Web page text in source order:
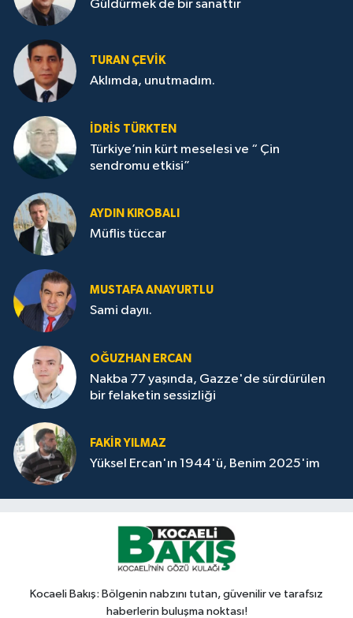
Güldürmek de bir sanattır
TURAN ÇEVİK
Aklımda, unutmadım.
İDRİS TÜRKTEN
Türkiye’nin kürt meselesi ve “ Çin
sendromu etkisi”
AYDIN KIROBALI
Müflis tüccar
MUSTAFA ANAYURTLU
Sami dayıı.
OĞUZHAN ERCAN
Nakba 77 yaşında, Gazze'de sürdürülen
bir felaketin sessizliği
FAKİR YILMAZ
Yüksel Ercan'ın 1944'ü, Benim 2025'im
Kocaeli Bakış: Bölgenin nabzını tutan, güvenilir ve tarafsız
haberlerin buluşma noktası!